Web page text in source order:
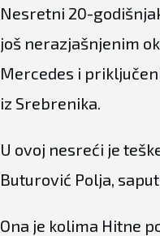
Nesretni 20-
još nerazjašnjenim
Mercedes i
iz Srebrenika.
U ovoj nesreći je
Buturović Polja,
Ona je kolima Hitne